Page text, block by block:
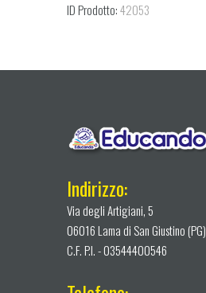
ID Prodotto:42053
Indirizzo:
Via degli Artigiani, 5
06016 Lama di San Giustino (PG)
C.F. P.I. - 03544400546